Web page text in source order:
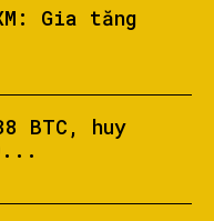
Gia tăng
BTC, huy